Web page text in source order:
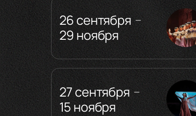
26 сентября —
29 ноября
27 сентября —
15 ноября